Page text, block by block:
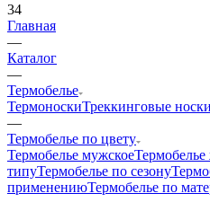
34
Главная
—
Каталог
—
Термобелье
ТермоноскиТреккинговые носки
—
Термобелье по цвету
Термобелье мужскоеТермобелье
типуТермобелье по сезону
применениюТермобелье по